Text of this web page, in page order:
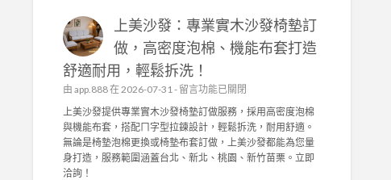
台
灣
高
山
茶
發
的
品
質
上美沙發：專業實木沙發椅墊訂
做，高密度泡棉、機能布套打造
舒適耐用，輕鬆拆洗！
由 app.888在 2026-07-31 - 在
〈
上
美
沙
發
留言功能已關閉
上美沙發提供專業實木沙發椅墊訂做服務，採用高密度泡棉
與機能布套，搭配ㄇ字型拉鍊設計，輕鬆拆洗，耐用舒適。
無論是椅墊泡棉更換或椅墊布套訂做，上美沙發都能為您量
身打造，服務範圍涵蓋台北、新北、桃園、新竹苗栗。立即
洽詢！